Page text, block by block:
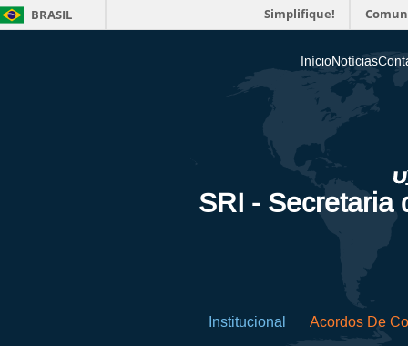
BRASIL Simplifique!
InícioNotícias
SRI - Secretaria
Institucional Acordos De